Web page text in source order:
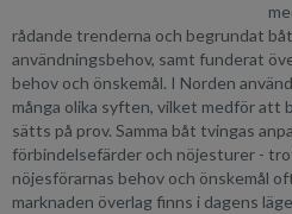
rådande trenderna och begrundat
användningsbehov, samt funderat
behov och önskemål. I Norden
många olika syften, vilket medför att
sätts på prov. Samma båt tvingas
förbindelsefärder och nöjesturer -
nöjesförarnas behov och önskemål
marknaden överlag finns i dagens